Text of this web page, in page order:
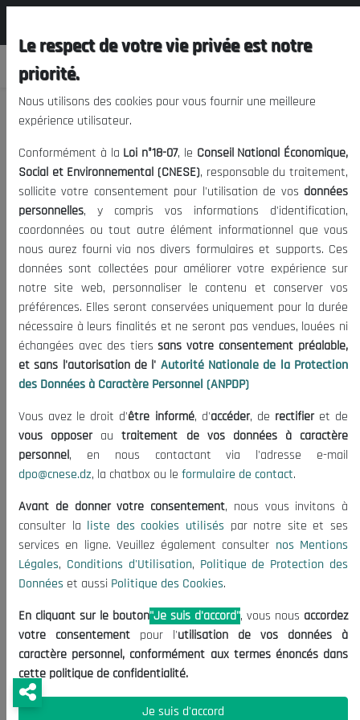
avancée (STA)
Date de publication: 06/10/2021 | Tags: STA Start-up |
Visites: 2842
Les pouvoirs publics algériens, au plus haut niveau, ont fait du
développement des startups une priorité nationale, comme en
témoigne la création, fin 2019, du Ministère délégué de la Micro-
entreprise et du Ministère délégué de l’Economie de la Connaissance
et des Startups. Ces ministères délégués, et notamment lequel
chargé des Startups, a coordonné la mise en place d’un certain
nombre de mesures spécifiquement destinées à faciliter la création
des startups. Au cours des années à venir, un fort développement de
ce type d’entreprise (startups), notamment spécialisé dans les
technologies avancées devrait en résulter en Algérie. Il est envisagé
technologie avancée qui prouvent leur compétitivité sur le marché
national, et dans la suite, sur le marché international. Une
compétitivité réussite nécessite une viabilité de ce type d’entreprises
en particulier dans leurs premières années afin de faire face à la
concurrence, et se transformer en leaders de cette industrie.
Discours du Président
Le programme
Note conceptuelle
Le respect de votre vie privée est notre
priorité.
Nous utilisons des cookies pour vous fournir une meilleure
expérience utilisateur.
Conformément à la Loi n°18-07, le Conseil National Économique,
Social et Environnemental (CNESE), responsable du traitement,
sollicite votre consentement pour l'utilisation de vos données
personnelles, y compris vos informations d'identification,
coordonnées ou tout autre élément informationnel que vous
nous aurez fourni via nos divers formulaires et supports. Ces
données sont collectées pour améliorer votre expérience sur
notre site web, personnaliser le contenu et conserver vos
préférences. Elles seront conservées uniquement pour la durée
nécessaire à leurs finalités et ne seront pas vendues, louées ni
échangées avec des tierssans votre consentement préalable,
et sans l'autorisation de l' Autorité Nationale de la Protection
des Données à Caractère Personnel (ANPDP)
Vous avez le droit d'être informé, d'accéder, de rectifieret de
vous opposerautraitement de vos données à caractère
personnel, en nous contactant via l'adresse e-mail
dpo@cnese.dz, la chatbox ou le formulaire de contact.
Avant de donner votre consentement, nous vous invitons à
consulter la liste des cookies utilisés par notre site et ses
services en ligne. Veuillez également consulter nos Mentions
Légales, Conditions d'Utilisation, Politique de Protection des
Données et aussi Politique des Cookies.
En cliquant sur le bouton"Je suis d'accord", vous nous accordez
votre consentement pour l'utilisation de vos données à
caractère personnel, conformément aux termes énoncés dans
cette politique de confidentialité.
Je suis d'accord